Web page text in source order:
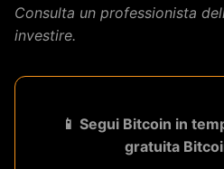
Consulta un professionista
investire.
📱 Segui Bitcoin in
gratuita